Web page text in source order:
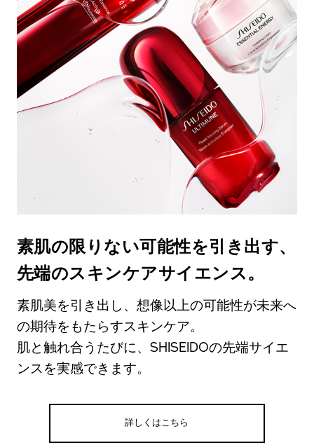
素肌の限りない可能性を引き出す、
先端のスキンケアサイエンス。
素肌美を引き出し、想像以上の可能性が未来へ
の期待をもたらすスキンケア。
肌と触れ合うたびに、SHISEIDOの先端サイエ
ンスを実感できます。
詳しくはこちら